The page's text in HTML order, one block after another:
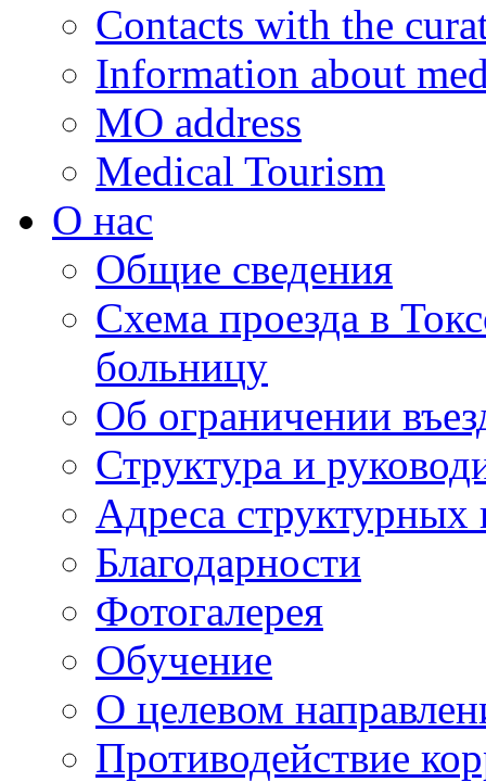
Contacts with the
Information about
MO address
Medical Tourism
О нас
Общие сведения
Схема проезда в
больницу
Об ограничении
Структура и
Адреса структурных
Благодарности
Фотогалерея
Обучение
О целевом
Противодействие